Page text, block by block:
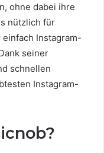
ohne dabei ihre
nützlich für
Instagram-
seiner
schnellen
Instagram-